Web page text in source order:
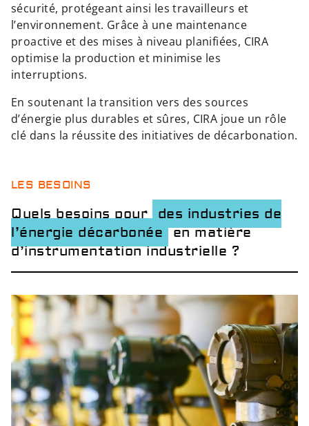
sécurité, protégeant ainsi les travailleurs et
l’environnement. Grâce à une maintenance
proactive et des mises à niveau planifiées, CIRA
optimise la production et minimise les
interruptions.
En soutenant la transition vers des sources
d’énergie plus durables et sûres, CIRA joue un rôle
clé dans la réussite des initiatives de décarbonation.
LES BESOINS
Quels besoins pour des industries de
l’énergie décarbonée en matière
d’instrumentation industrielle ?